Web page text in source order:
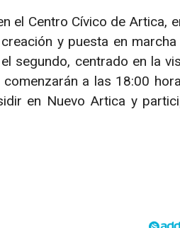
el Centro Cívico de Artica,
y puesta en marcha
segundo, centrado en la
a las 18:00
en Nuevo Artica y